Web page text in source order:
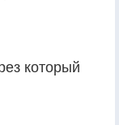
который